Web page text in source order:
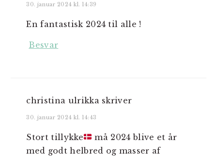
30. januar 2024 kl. 14:39
En fantastisk 2024 til alle !
Besvar
christina ulrikka skriver
30. januar 2024 kl. 14:43
Stort tillykke
må 2024 blive et år
med godt helbred og masser af